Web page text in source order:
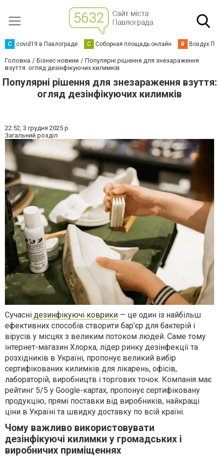
C covid19 в Павлограде С Соборная площадь онлайн В Воздух
Головна Бізнес новини
Популярні рішення для знезараження
взуття: огляд дезінфікуючих килимків
Популярні рішення для знезараження взуття:
огляд дезінфікуючих килимків
22:52, 3 грудня 2025 р.
Загальний розділ
Сучасні дезинфікуючі коврики — це один із найбільш
ефективних способів створити бар’єр для бактерій і
вірусів у місцях з великим потоком людей. Саме тому
інтернет-магазин Хлорка, лідер ринку дезінфекції та
розхідників в Україні, пропонує великий вибір
сертифікованих килимків для лікарень, офісів,
лабораторій, виробництв і торгових точок. Компанія має
рейтинг 5/5 у Google-картах, пропонує сертифіковану
продукцію, прямі поставки від виробників, найкращі
ціни в Україні та швидку доставку по всій країні.
Чому важливо використовувати
дезінфікуючі килимки у громадських і
виробничих приміщеннях